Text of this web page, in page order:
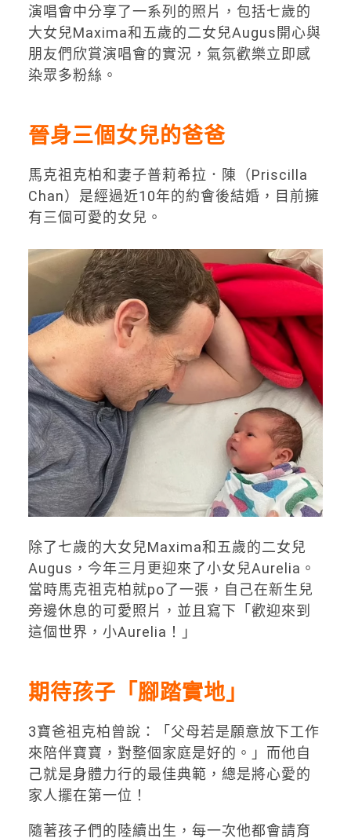
演唱會中分享了一系列的照片，包括七歲的
大女兒Maxima和五歲的二女兒Augus開心與
朋友們欣賞演唱會的實況，氣氛歡樂立即感
染眾多粉絲。
晉身三個女兒的爸爸
馬克祖克柏和妻子普莉希拉．陳（Priscilla
Chan）是經過近10年的約會後結婚，目前擁
有三個可愛的女兒。
除了七歲的大女兒Maxima和五歲的二女兒
Augus，今年三月更迎來了小女兒Aurelia。
當時馬克祖克柏就po了一張，自己在新生兒
旁邊休息的可愛照片，並且寫下「歡迎來到
這個世界，小Aurelia！」
期待孩子「腳踏實地」
3寶爸祖克柏曾說：「父母若是願意放下工作
來陪伴寶寶，對整個家庭是好的。」而他自
己就是身體力行的最佳典範，總是將心愛的
家人擺在第一位！
隨著孩子們的陸續出生，每一次他都會請育